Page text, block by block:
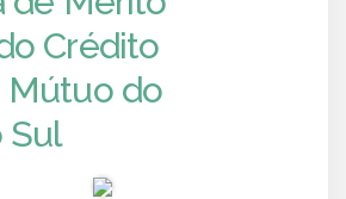
Crédito
Mútuo do
Sul